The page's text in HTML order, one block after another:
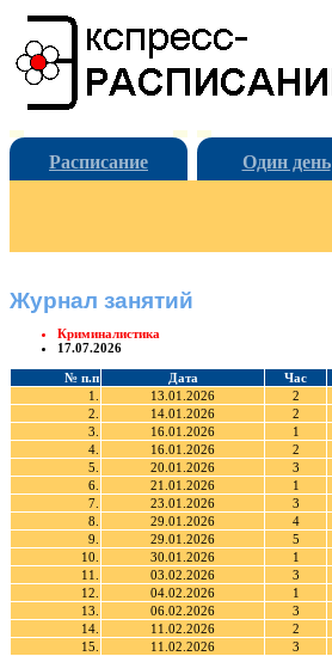
Расписание Один день
Журнал занятий
Криминалистика
17.07.2026
№ п.п Дата Час
1.
13.01.2026 2
2.
14.01.2026 2
3.
16.01.2026 1
4.
16.01.2026 2
5.
20.01.2026 3
6.
21.01.2026 1
7.
23.01.2026 3
8.
29.01.2026 4
9.
29.01.2026 5
10.
30.01.2026 1
11.
03.02.2026 3
12.
04.02.2026 1
13.
06.02.2026 3
14.
11.02.2026 2
15.
11.02.2026 3